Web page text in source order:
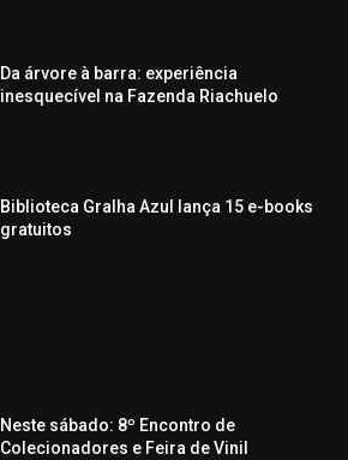
Da árvore à barra: experiência
inesquecível na Fazenda Riachuelo
Biblioteca Gralha Azul lança 15 e-books
gratuitos
Neste sábado: 8º Encontro de
Colecionadores e Feira de Vinil